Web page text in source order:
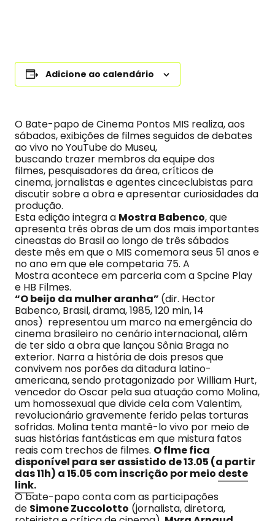
Adicione ao calendário
O Bate-papo de Cinema Pontos MIS realiza, aos
sábados, exibições de filmes seguidos de debates
ao vivo no YouTube do Museu,
buscando trazer membros da equipe dos
filmes, pesquisadores da área, críticos de
cinema, jornalistas e agentes cinceclubistas para
discutir sobre a obra e apresentar curiosidades da
produção.
Esta edição integra a Mostra Babenco, que
apresenta três obras de um dos mais importantes
cineastas do Brasil ao longo de três sábados
deste mês em que o MIS comemora seus 51 anos e
no ano em que ele competaria 75. A
Mostra acontece em parceria com a Spcine Play
e HB Filmes.
“O beijo da mulher aranha” (dir. Hector
Babenco, Brasil, drama, 1985, 120 min, 14
anos) representou um marco na emergência do
cinema brasileiro no cenário internacional, além
de ter sido a obra que lançou Sônia Braga no
exterior. Narra a história de dois presos que
convivem nos porões da ditadura latino-
americana, sendo protagonizado por William Hurt,
vencedor do Oscar pela sua atuação como Molina,
um homossexual que divide cela com Valentim,
revolucionário gravemente ferido pelas torturas
sofridas. Molina tenta mantê-lo vivo por meio de
suas histórias fantásticas em que mistura fatos
reais com trechos de filmes. O flme fica
disponível para ser assistido de 13.05 (a partir
das 11h) a 15.05 com inscrição por meio deste
link.
O bate-papo conta com as participações
de Simone Zuccolotto (jornalista, diretora,